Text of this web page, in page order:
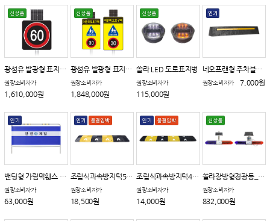
광섬유 발광형 표지판_규제표지
권장소비자가
1,610,000원
광섬유 발광형 표지판_어린이보호구역표지
권장소비자가
1,848,000원
쏠라 LED 도로표지병
권장소비자가
115,000원
네오프랜형 주차블럭(PVC)
권장소비자가 7,000원
밴딩형 가림막휀스 A타입
권장소비자가
63,000원
조립식과속방지턱500 B타입
권장소비자가
18,500원
조립식과속방지턱400
권장소비자가
14,000원
쏠라장방형경광등_A타입
권장소비자가
832,000원